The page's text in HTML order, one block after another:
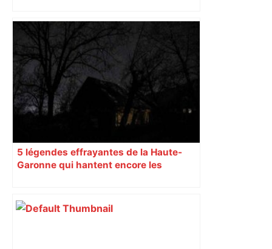
5 légendes effrayantes de la Haute-
Garonne qui hantent encore les